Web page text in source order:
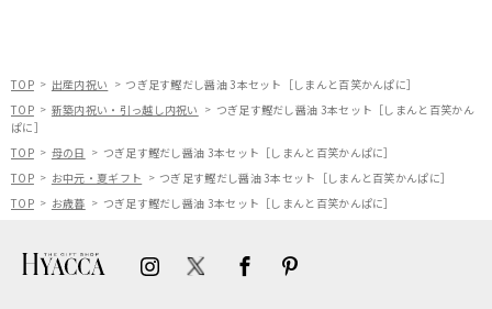
TOP 出産内祝い
つぎ足す鰹だし醤油 3本セット［しまんと百笑かんぱに］
TOP
新築内祝い・引っ越し内祝い
つぎ足す鰹だし醤油 3本セット［しまんと百笑かん
ぱに］
TOP
母の日
つぎ足す鰹だし醤油 3本セット［しまんと百笑かんぱに］
TOP
お中元・夏ギフト
つぎ足す鰹だし醤油 3本セット［しまんと百笑かんぱに］
TOP
お歳暮 つぎ足す鰹だし醤油 3本セット［しまんと百笑かんぱに］